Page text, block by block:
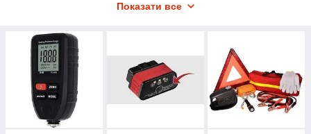
Комп'ютерна діагностика автомобіля (
виробляється блоком керування автомобіля.
Так само в цій групі ви знайдете безліч різний автоаксесуарів
Показати все